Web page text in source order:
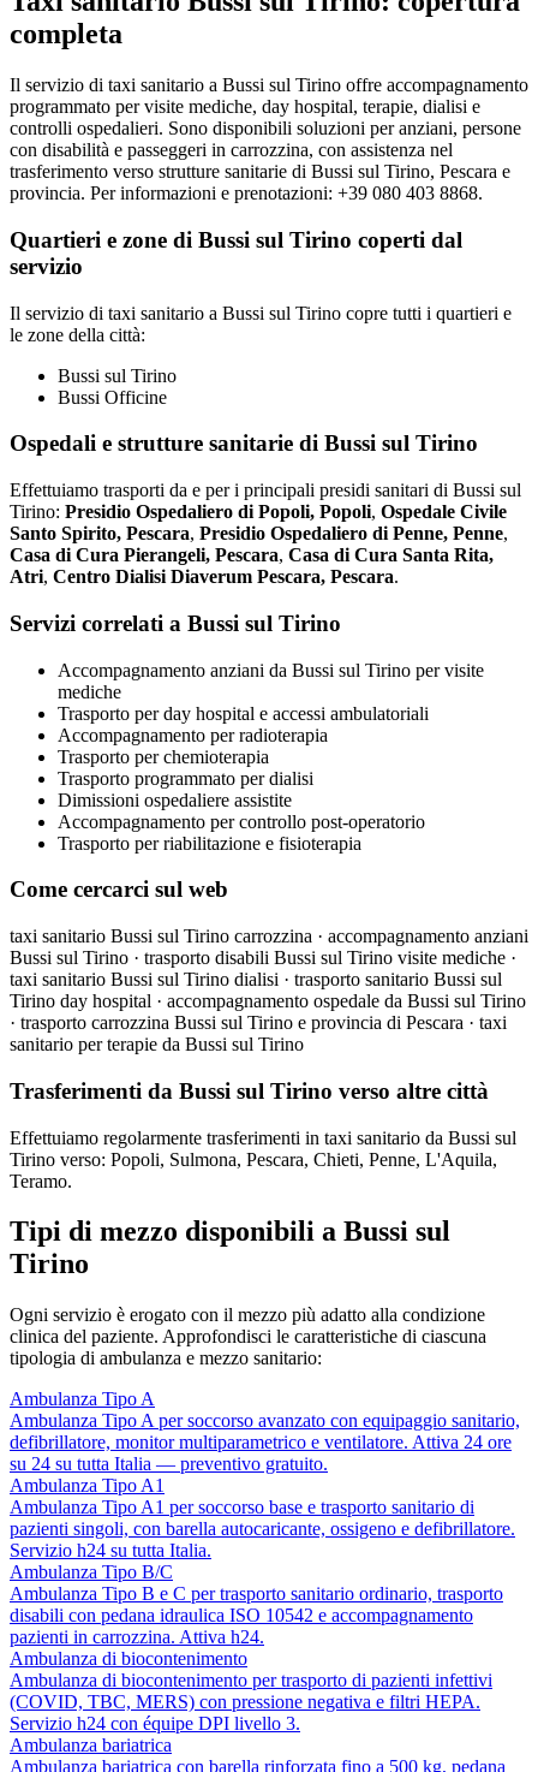
completa
Il servizio di taxi sanitario a Bussi sul Tirino offre accompagnamento
programmato per visite mediche, day hospital, terapie, dialisi e
controlli ospedalieri. Sono disponibili soluzioni per anziani, persone
con disabilità e passeggeri in carrozzina, con assistenza nel
trasferimento verso strutture sanitarie di Bussi sul Tirino, Pescara e
provincia. Per informazioni e prenotazioni: +39 080 403 8868.
Quartieri e zone di Bussi sul Tirino coperti dal
servizio
Il servizio di taxi sanitario a Bussi sul Tirino copre tutti i quartieri e
le zone della città:
Bussi sul Tirino
Bussi Officine
Ospedali e strutture sanitarie di Bussi sul Tirino
Effettuiamo trasporti da e per i principali presidi sanitari di Bussi sul
Tirino: Presidio Ospedaliero di Popoli, Popoli, Ospedale Civile
Santo Spirito, Pescara, Presidio Ospedaliero di Penne, Penne,
Casa di Cura Pierangeli, Pescara, Casa di Cura Santa Rita,
Atri, Centro Dialisi Diaverum Pescara, Pescara.
Servizi correlati a Bussi sul Tirino
Accompagnamento anziani da Bussi sul Tirino per visite
mediche
Trasporto per day hospital e accessi ambulatoriali
Accompagnamento per radioterapia
Trasporto per chemioterapia
Trasporto programmato per dialisi
Dimissioni ospedaliere assistite
Accompagnamento per controllo post-operatorio
Trasporto per riabilitazione e fisioterapia
Come cercarci sul web
taxi sanitario Bussi sul Tirino carrozzina · accompagnamento anziani
Bussi sul Tirino · trasporto disabili Bussi sul Tirino visite mediche ·
taxi sanitario Bussi sul Tirino dialisi · trasporto sanitario Bussi sul
Tirino day hospital · accompagnamento ospedale da Bussi sul Tirino
· trasporto carrozzina Bussi sul Tirino e provincia di Pescara · taxi
sanitario per terapie da Bussi sul Tirino
Trasferimenti da Bussi sul Tirino verso altre città
Effettuiamo regolarmente trasferimenti in taxi sanitario da Bussi sul
Tirino verso: Popoli, Sulmona, Pescara, Chieti, Penne, L'Aquila,
Teramo.
Tipi di mezzo disponibili a Bussi sul
Tirino
Ogni servizio è erogato con il mezzo più adatto alla condizione
clinica del paziente. Approfondisci le caratteristiche di ciascuna
tipologia di ambulanza e mezzo sanitario:
Ambulanza Tipo A
Ambulanza Tipo A per soccorso avanzato con equipaggio sanitario,
defibrillatore, monitor multiparametrico e ventilatore. Attiva 24 ore
su 24 su tutta Italia — preventivo gratuito.
Ambulanza Tipo A1
Ambulanza Tipo A1 per soccorso base e trasporto sanitario di
pazienti singoli, con barella autocaricante, ossigeno e defibrillatore.
Servizio h24 su tutta Italia.
Ambulanza Tipo B/C
Ambulanza Tipo B e C per trasporto sanitario ordinario, trasporto
disabili con pedana idraulica ISO 10542 e accompagnamento
pazienti in carrozzina. Attiva h24.
Ambulanza di biocontenimento
Ambulanza di biocontenimento per trasporto di pazienti infettivi
(COVID, TBC, MERS) con pressione negativa e filtri HEPA.
Servizio h24 con équipe DPI livello 3.
Ambulanza bariatrica
Ambulanza bariatrica con barella rinforzata fino a 500 kg, pedana